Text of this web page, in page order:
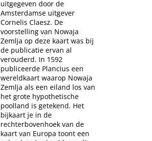
uitgegeven door de
Amsterdamse uitgever
Cornelis Claesz. De
voorstelling van Nowaja
Zemlja op deze kaart was bij
de publicatie ervan al
verouderd. In 1592
publiceerde Plancius een
wereldkaart waarop Nowaja
Zemlja als een eiland los van
het grote hypothetische
poolland is getekend. Het
bijkaart je in de
rechterbovenhoek van de
kaart van Europa toont een